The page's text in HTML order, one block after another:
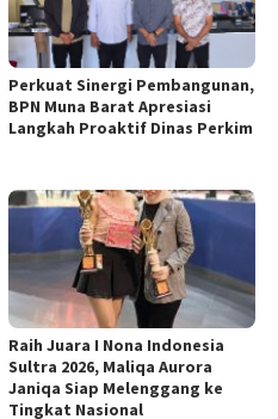
Perkuat Sinergi Pembangunan,
BPN Muna Barat Apresiasi
Langkah Proaktif Dinas Perkim
Raih Juara I Nona Indonesia
Sultra 2026, Maliqa Aurora
Janiqa Siap Melenggang ke
Tingkat Nasional